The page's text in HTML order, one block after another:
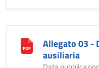
Allegato 03 -
ausiliaria